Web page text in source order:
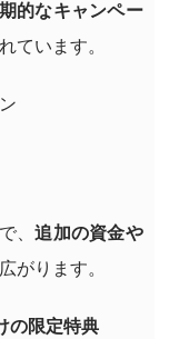
的なキャンペー
ています。
、追加の資金や
がります。
の限定特典